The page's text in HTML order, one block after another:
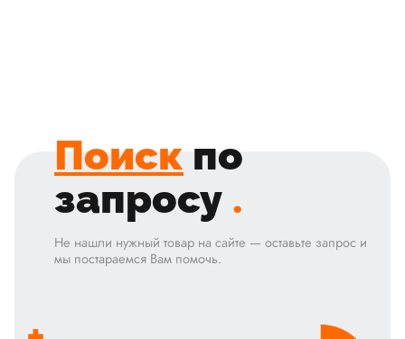
Поиск по
запросу .
Не нашли нужный товар на сайте — оставьте запрос и
мы постараемся Вам помочь.